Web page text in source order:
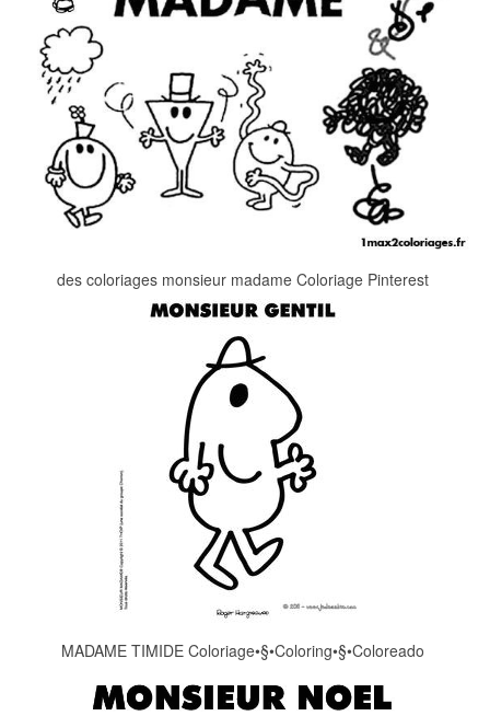
des coloriages monsieur madame Coloriage Pinterest
MADAME TIMIDE Coloriage•§•Coloring•§•Coloreado